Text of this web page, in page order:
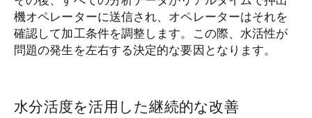
機オペレーターに送信され、オペレーターはそれを
確認して加工条件を調整します。この際、水活性が
問題の発生を左右する決定的な要因となります。
水分活度を活用した継続的な改善